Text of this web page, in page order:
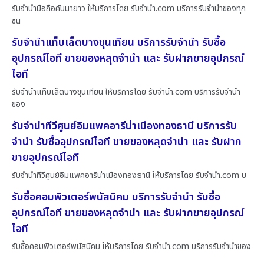
รับจำนำมือถือคันนายาว ให้บริการโดย รับจํานํา.com บริการรับจำนำของทุก
ชน
รับจำนำแท็บเล็ตบางขุนเทียน บริการรับจำนำ รับซื้อ
อุปกรณ์ไอที ขายของหลุดจำนำ และ รับฝากขายอุปกรณ์
ไอที
รับจำนำแท็บเล็ตบางขุนเทียน ให้บริการโดย รับจํานํา.com บริการรับจำนำ
ของ
รับจำนำทีวีศูนย์อิมแพคอารีน่าเมืองทองธานี บริการรับ
จำนำ รับซื้ออุปกรณ์ไอที ขายของหลุดจำนำ และ รับฝาก
ขายอุปกรณ์ไอที
รับจำนำทีวีศูนย์อิมแพคอารีน่าเมืองทองธานี ให้บริการโดย รับจํานํา.com บ
รับซื้อคอมพิวเตอร์พนัสนิคม บริการรับจำนำ รับซื้อ
อุปกรณ์ไอที ขายของหลุดจำนำ และ รับฝากขายอุปกรณ์
ไอที
รับซื้อคอมพิวเตอร์พนัสนิคม ให้บริการโดย รับจํานํา.com บริการรับจำนำของ